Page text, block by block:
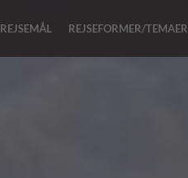
REJSEMÅL REJSEFORMER/TEMAER